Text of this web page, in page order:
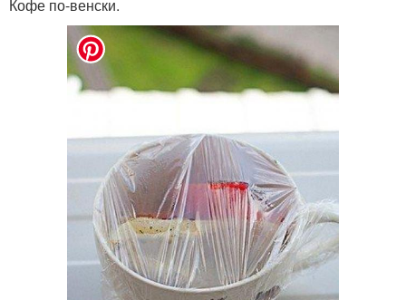
Кофе по-венски.